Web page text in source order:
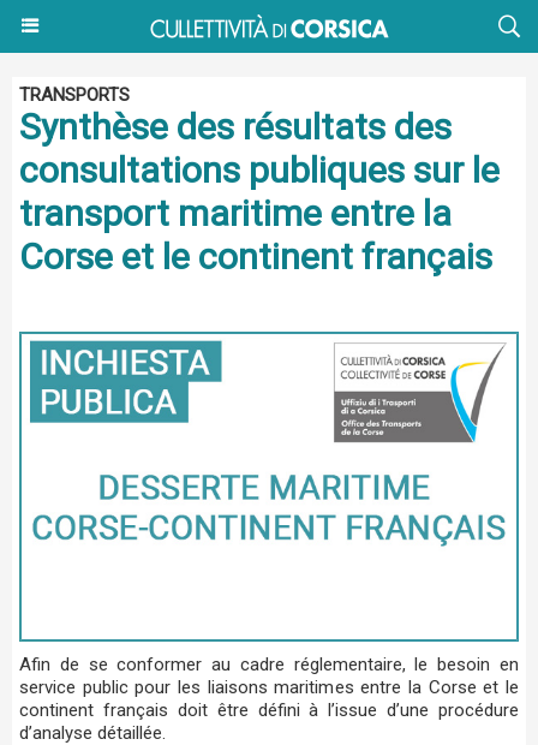
TRANSPORTS
Synthèse des résultats des
consultations publiques sur le
transport maritime entre la
Corse et le continent français
Afin de se conformer au cadre réglementaire, le besoin en
service public pour les liaisons maritimes entre la Corse et le
continent français doit être défini à l’issue d’une procédure
d’analyse détaillée.